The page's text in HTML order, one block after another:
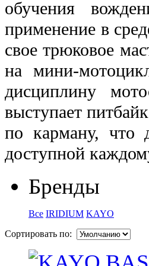
обучения
применение в
свое трюковое
на мини-
дисциплину
выступает
по карману, что
доступной
Бренды
Все IRIDIUM KAYO
Сортировать по: